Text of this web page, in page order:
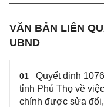
VĂN BẢN LIÊN
UBND
01
Quyết định
tỉnh Phú Thọ về
chính được sửa